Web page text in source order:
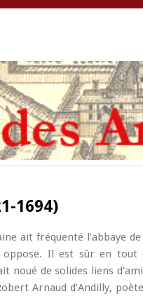
1694)
ait fréquenté l’abbaye
Il est sûr en tout
noué de solides liens
Arnaud d’Andilly,